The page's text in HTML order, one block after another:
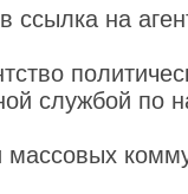
ссылка на
службой по